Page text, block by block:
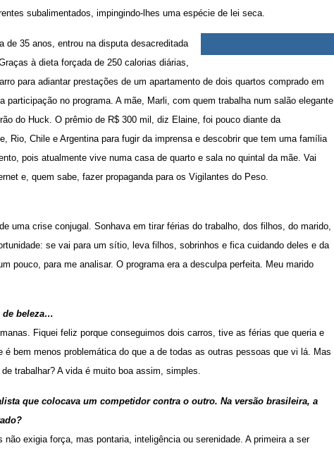
subalimentados, impingindo-lhes uma espécie de lei seca.
de 35 anos, entrou na disputa desacreditada
à dieta forçada de 250 calorias diárias,
para adiantar prestações de um apartamento de dois quartos comprado em
participação no programa. A mãe, Marli, com quem trabalha num salão elegante
do Huck. O prêmio de R$ 300 mil, diz Elaine, foi pouco diante da
Rio, Chile e Argentina para fugir da imprensa e descobrir que tem uma família
pois atualmente vive numa casa de quarto e sala no quintal da mãe. Vai
e, quem sabe, fazer propaganda para os Vigilantes do Peso.
uma crise conjugal. Sonhava em tirar férias do trabalho, dos filhos, do marido,
se vai para um sítio, leva filhos, sobrinhos e fica cuidando deles e da
pouco, para me analisar. O programa era a desculpa perfeita. Meu marido
de beleza…
Fiquei feliz porque conseguimos dois carros, tive as férias que queria e
bem menos problemática do que a de todas as outras pessoas que vi lá. Mas
trabalhar? A vida é muito boa assim, simples.
que colocava um competidor contra o outro. Na versão brasileira, a
exigia força, mas pontaria, inteligência ou serenidade. A primeira a ser